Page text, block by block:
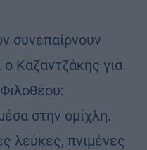
συνεπαίρνουν
Καζαντζάκης για
στην ομίχλη.
λεύκες, πνιμένες